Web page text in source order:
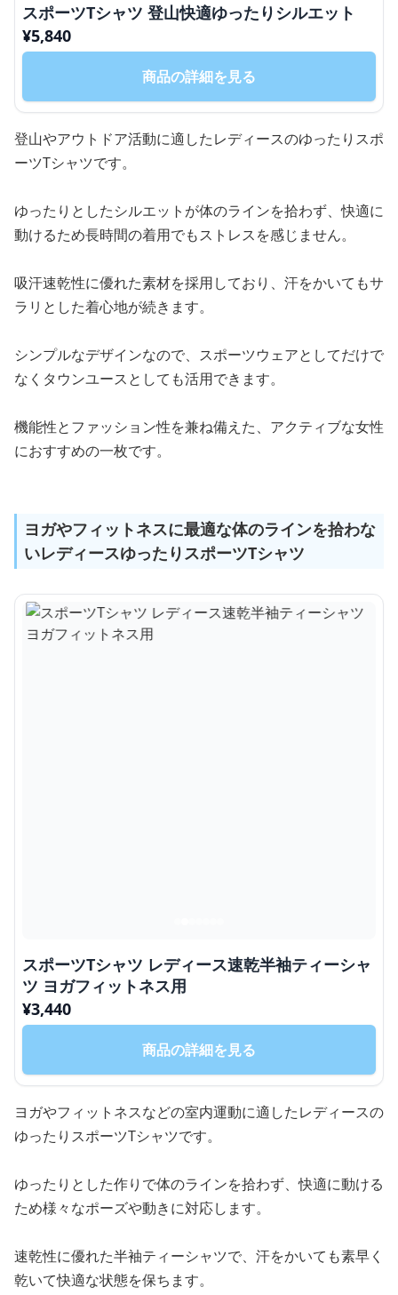
スポーツTシャツ 登山快適ゆったりシルエット
¥5,840
商品の詳細を見る
登山やアウトドア活動に適したレディースのゆったりスポ
ーツTシャツです。
ゆったりとしたシルエットが体のラインを拾わず、快適に
動けるため長時間の着用でもストレスを感じません。
吸汗速乾性に優れた素材を採用しており、汗をかいてもサ
ラリとした着心地が続きます。
シンプルなデザインなので、スポーツウェアとしてだけで
なくタウンユースとしても活用できます。
機能性とファッション性を兼ね備えた、アクティブな女性
におすすめの一枚です。
ヨガやフィットネスに最適な体のラインを拾わな
いレディースゆったりスポーツTシャツ
スポーツTシャツ レディース速乾半袖ティーシャ
ツ ヨガフィットネス用
¥3,440
商品の詳細を見る
ヨガやフィットネスなどの室内運動に適したレディースの
ゆったりスポーツTシャツです。
ゆったりとした作りで体のラインを拾わず、快適に動ける
ため様々なポーズや動きに対応します。
速乾性に優れた半袖ティーシャツで、汗をかいても素早く